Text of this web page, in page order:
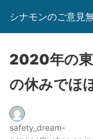
シナモンのご意見
2020年の
の休みでほ
safety_dream-